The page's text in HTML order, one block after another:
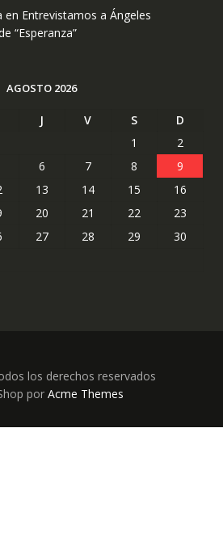
en Entrevistamos a Ángeles
“Esperanza”
AGOSTO 2026
J V S
D
1
2
6 7 8
9
13 14 15
16
20 21 22
23
27 28 29
30
los derechos reservados
por Acme Themes